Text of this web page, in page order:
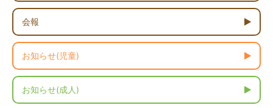
会報
お知らせ(児童)
お知らせ(成人)